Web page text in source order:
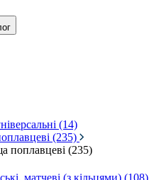
(14)
(235)
поплавцеві (235)
матчеві (з кільцями) (108)